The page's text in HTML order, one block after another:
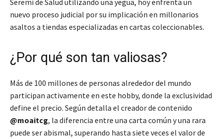
nuevo proceso judicial por su implicación en millonarios
asaltos a tiendas especializadas en cartas coleccionables.
¿Por qué son tan valiosas?
Más de 100 millones de personas alrededor del mundo
participan activamente en este hobby, donde la exclusividad
define el precio. Según detalla el creador de contenido
@moaitcg, la diferencia entre una carta común y una rara
puede ser abismal, superando hasta siete veces el valor de